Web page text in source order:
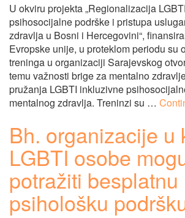
U okviru projekta „Regionalizacija
psihosocijalne podrške i pristupa
zdravlja u Bosni i Hercegovini“,
Evropske unije, u proteklom periodu su
treninga u organizaciji Sarajevskog
temu važnosti brige za mentalno
pružanja LGBTI inkluzivne
mentalnog zdravlja. Treninzi su …
Bh. organizacije u
LGBTI osobe
potražiti besplatnu
psihološku